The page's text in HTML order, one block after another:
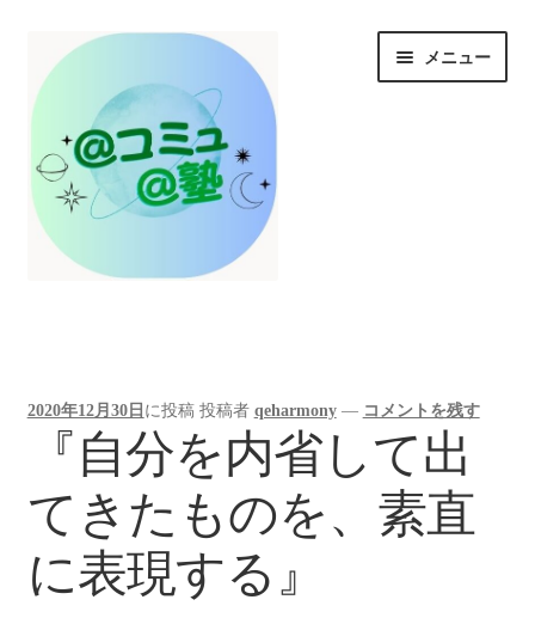
ゲ
シ
ョ
ン
テ
ツ
へ
ス
メニュー
＠コミュとは？
＠塾
各種体験会
2020年12月30日 に投稿 投稿者 qeharmony — コメントを残す
『自分を内省して出
てきたものを、素直
に表現する』